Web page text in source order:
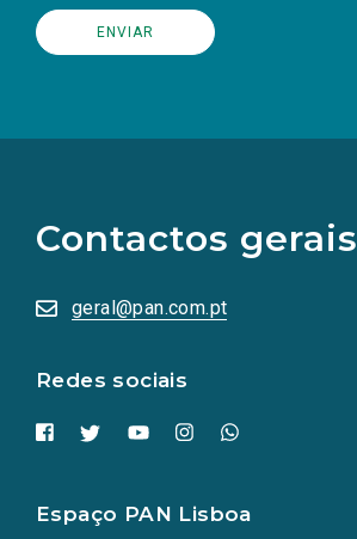
Contactos gerais
geral@pan.com.pt
Redes sociais
redes
sociais
numa
nova
Espaço PAN Lisboa